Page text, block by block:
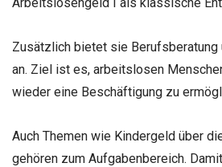
Zusätzlich bietet sie
an. Ziel ist es, arbeitslosen
wieder eine Beschäftigung zu
Auch Themen wie Kindergeld über
gehören zum Aufgabenbereich.